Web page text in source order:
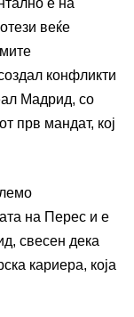
е на
веќе
конфликти
Мадрид, со
прв мандат, кој
на Перес и е
свесен дека
кариера, која